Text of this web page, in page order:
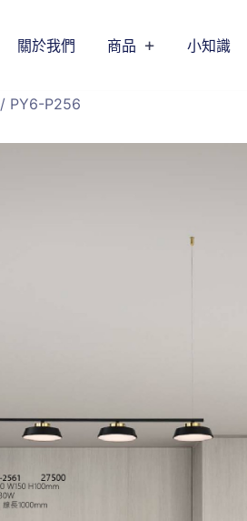
關於我們 商品 小知識
/ PY6-P256